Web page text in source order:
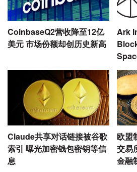
CoinbaseQ2营收降至12亿
美元 市场份额却创历史新高
Ark
Claude共享对话链接被谷歌
索引 曝光加密钱包密钥等信
息
欧盟
交易
金融